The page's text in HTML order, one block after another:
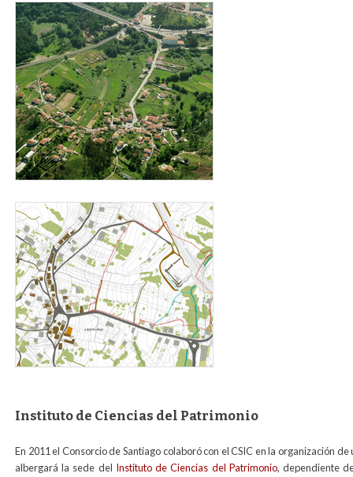
perocha1para_web.jpg
perochaparaweb2.jpg
Instituto de Ciencias del Patrimonio
En 2011 el Consorcio de Santiago colaboró con el CSIC en la organización
albergará la sede del Instituto de Ciencias del Patrimonio, dependiente